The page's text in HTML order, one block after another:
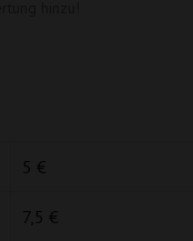
5 €
7,5 €